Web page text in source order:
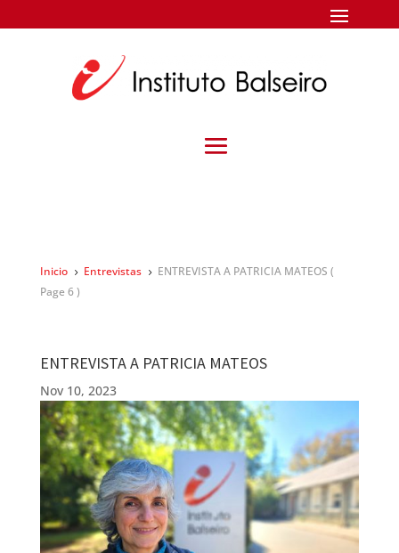
Inicio 5 Entrevistas 5 ENTREVISTA A PATRICIA MATEOS (
Page 6 )
ENTREVISTA A PATRICIA MATEOS
Nov 10, 2023